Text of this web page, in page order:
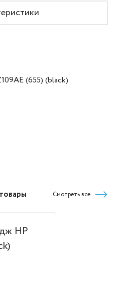
(655) (black)
Смотреть все